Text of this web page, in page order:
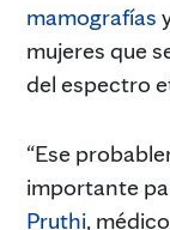
mamografías
mujeres que
del espectro
“Ese
importante
Pruthi,